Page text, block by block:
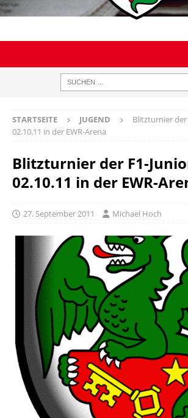
STARTSEITE JUGEND
Blitzturnier der
02.10.11 in der EWR-Arena
Blitzturnier der F1-
02.10.11 in der EWR-
27. September 2011 Michael Hoch